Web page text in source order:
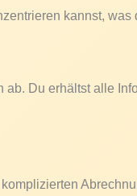
kannst,
Du erhältst alle